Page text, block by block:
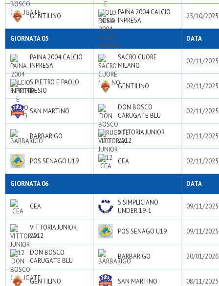
GENTILINO
PAINA 2004 CALCIO
INPRESA
25/10/2025
GIORNATA 05 DATA
PAINA 2004 CALCIO
INPRESA
SACRO CUORE
MILANO
02/11/2025
S.PIETRO E PAOLO
DESIO
GENTILINO 02/11/2025
SAN MARTINO
DON BOSCO
CARUGATE BLU
02/11/2025
BARBARIGO
VITTORIA JUNIOR
2012
02/11/2025
POS SENAGO U19 CEA 02/11/2025
GIORNATA 06 DATA
CEA
S.SIMPLICIANO
UNDER 19-1
09/11/2025
VITTORIA JUNIOR
2012
POS SENAGO U19 09/11/2025
DON BOSCO
CARUGATE BLU
BARBARIGO 20/01/2026
GENTILINO SAN MARTINO 08/11/2025